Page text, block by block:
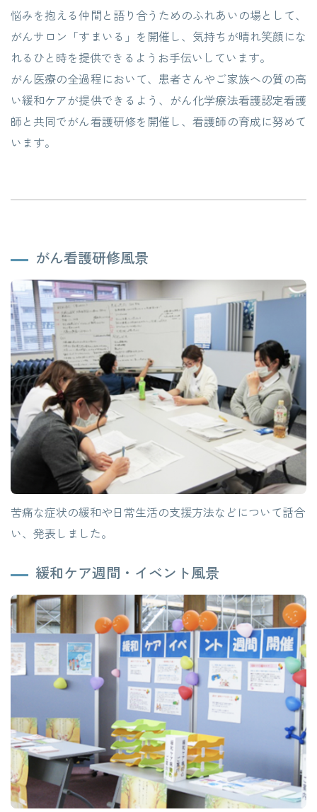
悩みを抱える仲間と語り合うためのふれあいの場として、
がんサロン「すまいる」を開催し、気持ちが晴れ笑顔にな
れるひと時を提供できるようお手伝いしています。
がん医療の全過程において、患者さんやご家族への質の高
い緩和ケアが提供できるよう、がん化学療法看護認定看護
師と共同でがん看護研修を開催し、看護師の育成に努めて
います。
がん看護研修風景
苦痛な症状の緩和や日常生活の支援方法などについて話合
い、発表しました。
緩和ケア週間・イベント風景